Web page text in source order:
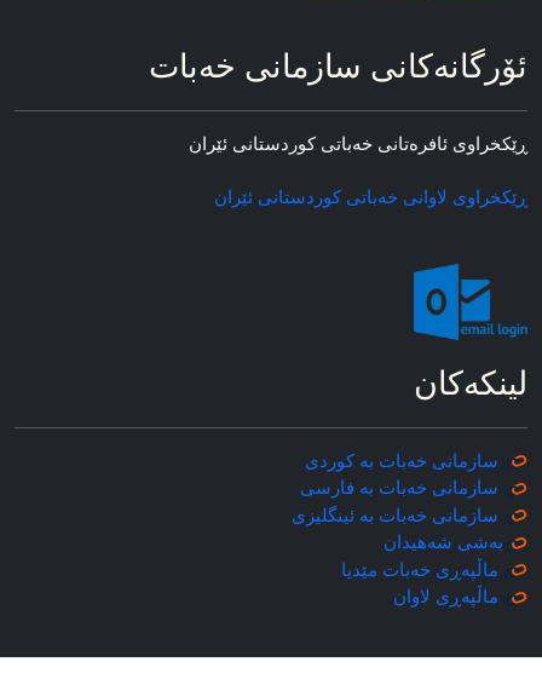
ئۆرگانه‌کانی سازمانی خه‌بات
ڕێکخراوی ئافره‌تانی خه‌باتی کوردستانی ئێران
ڕێکخراوی لاوانی خه‌باتی کوردستانی ئێران
لینکه‌کان
سازمانی خه‌بات به کوردی
سازمانی خه‌بات به فارسی
سازمانی خه‌بات به ئینگلیزی
به‌شی شه‌هیدان
ماڵپه‌ڕی خه‌بات مێدیا
ماڵپه‌ڕی لاوان